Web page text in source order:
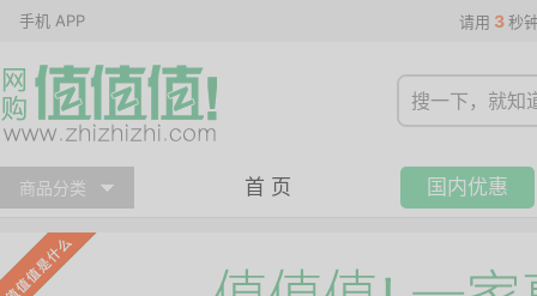
手机 APP 请用 3 秒
商品分类 首 页 国内优惠